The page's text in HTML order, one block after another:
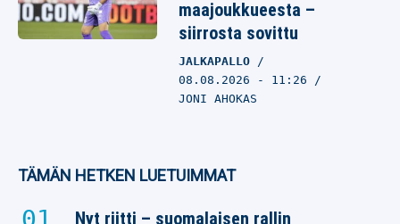
maajoukkueesta –
siirrosta sovittu
JALKAPALLO
08.08.2026 - 11:26
JONI AHOKAS
TÄMÄN HETKEN LUETUIMMAT
Nyt riitti – suomalaisen rallin